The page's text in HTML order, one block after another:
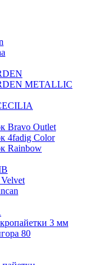
METALLIC
Bravo Outlet
4fadig Color
Rainbow
3 мм
80